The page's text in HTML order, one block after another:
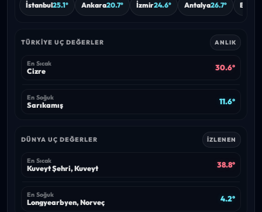
İstanbul25.1° Ankara20.7° İzmir24.6° Antalya26.7° Bursa
TÜRKIYE UÇ DEĞERLER ANLIK
En Sıcak
Cizre 30.6°
En Soğuk
Sarıkamış 11.6°
DÜNYA UÇ DEĞERLER İZLENEN
En Sıcak
Kuveyt Şehri, Kuveyt 38.8°
En Soğuk
Longyearbyen, Norveç 4.2°